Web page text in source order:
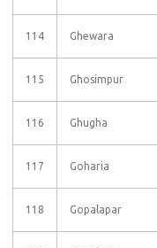
114 Ghewara
115 Ghosimpur
116 Ghugha
117 Goharia
118 Gopalapar